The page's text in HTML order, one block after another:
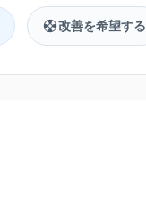
改善を希望する